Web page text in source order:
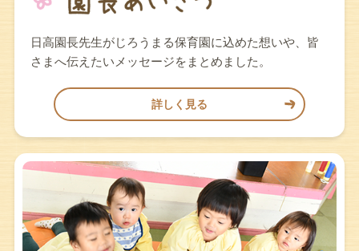
日高園長先生がじろうまる保育園に込めた想いや、皆
さまへ伝えたいメッセージをまとめました。
詳しく見る